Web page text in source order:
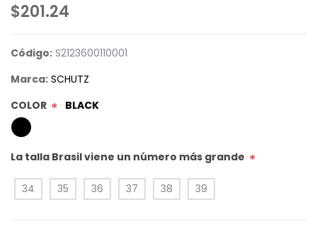
$201.24
Código: S2123600110001
Marca: SCHUTZ
COLOR * BLACK
La talla Brasil viene un número más grande *
34 35 36 37 38 39